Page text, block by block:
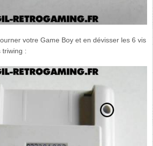
votre Game Boy et en dévisser les 6 vis
triwing :